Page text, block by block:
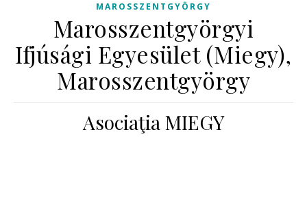
MAROSSZENTGYÖRGY
Marosszentgyörgyi
Ifjúsági Egyesület (Miegy),
Marosszentgyörgy
Asociaţia MIEGY